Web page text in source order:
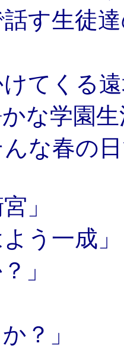
す生徒
てくる
な学園
な春の
」
う一成」
」
？」